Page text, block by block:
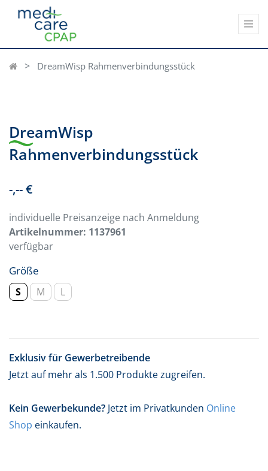
DreamWisp Rahmenverbindungsstück
DreamWisp
Rahmenverbindungsstück
-,-- €
individuelle Preisanzeige nach Anmeldung
Artikelnummer: 1137961
verfügbar
Größe
S M L
Exklusiv für Gewerbetreibende
Jetzt auf mehr als 1.500 Produkte zugreifen.
Kein Gewerbekunde? Jetzt im Privatkunden Online
Shop einkaufen.